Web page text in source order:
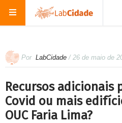
Por LabCidade / 26 de maio de
Recursos adicionais
Covid ou mais
OUC Faria Lima?